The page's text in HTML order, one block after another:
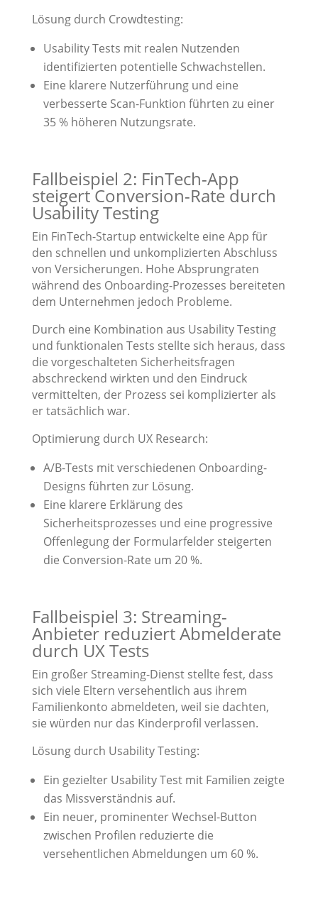
Lösung durch Crowdtesting:
Usability Tests mit realen Nutzenden
identifizierten potentielle Schwachstellen.
Eine klarere Nutzerführung und eine
verbesserte Scan-Funktion führten zu einer
35 % höheren Nutzungsrate.
Fallbeispiel 2: FinTech-App
steigert Conversion-Rate durch
Usability Testing
Ein FinTech-Startup entwickelte eine App für
den schnellen und unkomplizierten Abschluss
von Versicherungen. Hohe Absprungraten
während des Onboarding-Prozesses bereiteten
dem Unternehmen jedoch Probleme.
Durch eine Kombination aus Usability Testing
und funktionalen Tests stellte sich heraus, dass
die vorgeschalteten Sicherheitsfragen
abschreckend wirkten und den Eindruck
vermittelten, der Prozess sei komplizierter als
er tatsächlich war.
Optimierung durch UX Research:
A/B-Tests mit verschiedenen Onboarding-
Designs führten zur Lösung.
Eine klarere Erklärung des
Sicherheitsprozesses und eine progressive
Offenlegung der Formularfelder steigerten
die Conversion-Rate um 20 %.
Fallbeispiel 3: Streaming-
Anbieter reduziert Abmelderate
durch UX Tests
Ein großer Streaming-Dienst stellte fest, dass
sich viele Eltern versehentlich aus ihrem
Familienkonto abmeldeten, weil sie dachten,
sie würden nur das Kinderprofil verlassen.
Lösung durch Usability Testing:
Ein gezielter Usability Test mit Familien zeigte
das Missverständnis auf.
Ein neuer, prominenter Wechsel-Button
zwischen Profilen reduzierte die
versehentlichen Abmeldungen um 60 %.